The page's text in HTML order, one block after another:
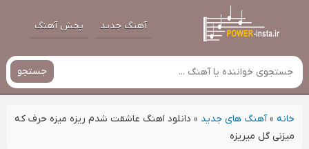
آهنگ جدید پخش آهنگ
جستجو
خانه»آهنگ های جدید » دانلود اهنگ عاشقت شدم ریزه میزه حرف که
میزنی گل میریزه